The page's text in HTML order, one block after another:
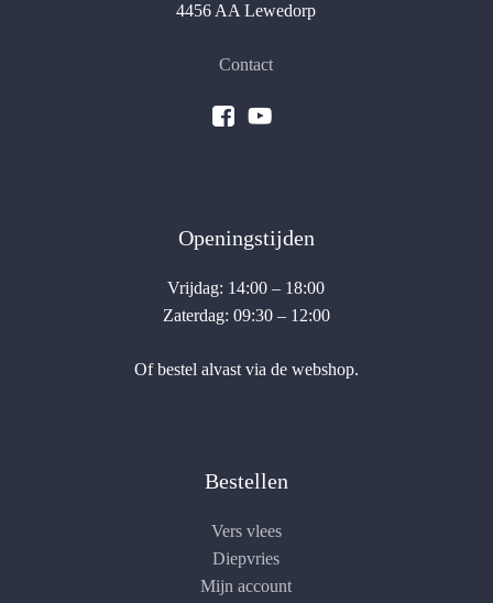
4456 AA Lewedorp
Contact
Openingstijden
Vrijdag: 14:00 – 18:00
Zaterdag: 09:30 – 12:00
Of bestel alvast via de webshop.
Bestellen
Vers vlees
Diepvries
Mijn account